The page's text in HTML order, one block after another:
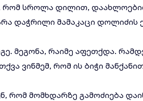
სროლა დილით,
დაჭრილი მამაკაცი დოლიძის
მეგონა, რაიმე აფეთქდა.
ვინმემ, რომ ის ბიჭი მანქანით
რომ მომხდარზე გამოძიება